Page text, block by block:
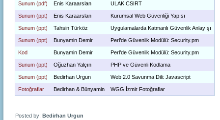
Sunum (pdf) Enis Karaarslan ULAK CSIRT
Sunum (ppt) Enis Karaarslan Kurumsal Web Güvenliği Yapısı
Sunum (ppt) Tahsin Türköz Uygulamalarda Katmanlı Güvenlik Anlayışı
Sunum (ppt) Bunyamin Demir Perl’de Güvenlik Modülü: Security.pm
Kod Bunyamin Demir Perl’de Güvenlik Modülü: Security.pm
Sunum (ppt) Oğuzhan Yalçın PHP ve Güvenli Kodlama
Sunum (ppt) Bedirhan Urgun Web 2.0 Savunma Dili: Javascript
Fotoğraflar Bedirhan & Bünyamin WGG İzmir Fotoğraflar
Posted by: Bedirhan Urgun